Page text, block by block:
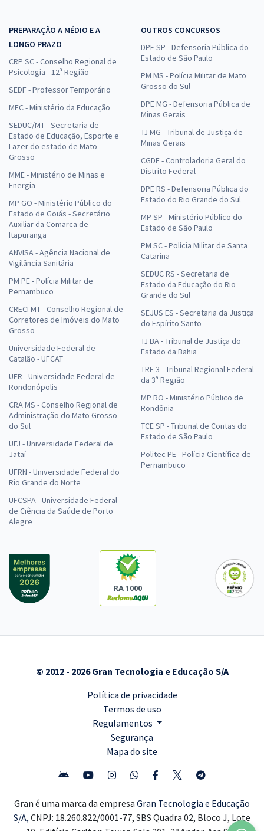
PREPARAÇÃO A MÉDIO E A
LONGO PRAZO
CRP SC - Conselho Regional de
Psicologia - 12ª Região
SEDF - Professor Temporário
MEC - Ministério da Educação
SEDUC/MT - Secretaria de
Estado de Educação, Esporte e
Lazer do estado de Mato
Grosso
MME - Ministério de Minas e
Energia
MP GO - Ministério Público do
Estado de Goiás - Secretário
Auxiliar da Comarca de
Itapuranga
ANVISA - Agência Nacional de
Vigilância Sanitária
PM PE - Polícia Militar de
Pernambuco
CRECI MT - Conselho Regional de
Corretores de Imóveis do Mato
Grosso
Universidade Federal de
Catalão - UFCAT
UFR - Universidade Federal de
Rondonópolis
CRA MS - Conselho Regional de
Administração do Mato Grosso
do Sul
UFJ - Universidade Federal de
Jataí
UFRN - Universidade Federal do
Rio Grande do Norte
UFCSPA - Universidade Federal
de Ciência da Saúde de Porto
Alegre
OUTROS CONCURSOS
DPE SP - Defensoria Pública do
Estado de São Paulo
PM MS - Polícia Militar de Mato
Grosso do Sul
DPE MG - Defensoria Pública de
Minas Gerais
TJ MG - Tribunal de Justiça de
Minas Gerais
CGDF - Controladoria Geral do
Distrito Federal
DPE RS - Defensoria Pública do
Estado do Rio Grande do Sul
MP SP - Ministério Público do
Estado de São Paulo
PM SC - Polícia Militar de Santa
Catarina
SEDUC RS - Secretaria de
Estado da Educação do Rio
Grande do Sul
SEJUS ES - Secretaria da Justiça
do Espírito Santo
TJ BA - Tribunal de Justiça do
Estado da Bahia
TRF 3 - Tribunal Regional Federal
da 3ª Região
MP RO - Ministério Público de
Rondônia
TCE SP - Tribunal de Contas do
Estado de São Paulo
Politec PE - Polícia Científica de
Pernambuco
RA 1000
© 2012 - 2026 Gran Tecnologia e Educação S/A
Política de privacidade
Termos de uso
Regulamentos
Segurança
Mapa do site
Gran é uma marca da empresa Gran Tecnologia e Educação
S/A, CNPJ: 18.260.822/0001-77, SBS Quadra 02, Bloco J, Lote